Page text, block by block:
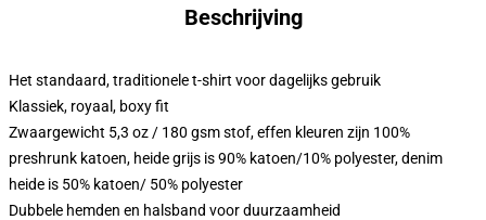
Beschrijving
Het standaard, traditionele t-shirt voor dagelijks gebruik
Klassiek, royaal, boxy fit
Zwaargewicht 5,3 oz / 180 gsm stof, effen kleuren zijn 100%
preshrunk katoen, heide grijs is 90% katoen/10% polyester, denim
heide is 50% katoen/ 50% polyester
Dubbele hemden en halsband voor duurzaamheid